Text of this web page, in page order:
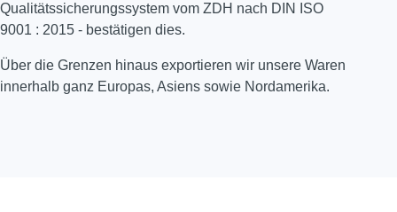
Qualitätssicherungssystem vom ZDH nach DIN ISO
9001 : 2015 - bestätigen dies.
Über die Grenzen hinaus exportieren wir unsere Waren
innerhalb ganz Europas, Asiens sowie Nordamerika.